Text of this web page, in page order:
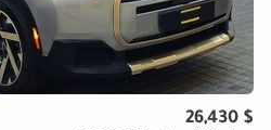
$ 26,430